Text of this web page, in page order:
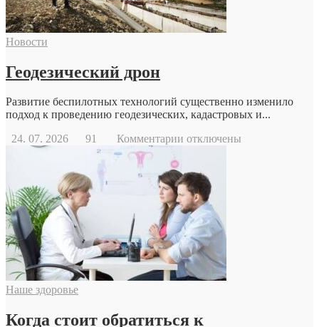
Новости
Геодезический дрон
Развитие беспилотных технологий существенно изменило
подход к проведению геодезических, кадастровых и...
24. 07. 2026
91 Комментарии к
дрон
отключены
Наше здоровье
Когда стоит обратиться к